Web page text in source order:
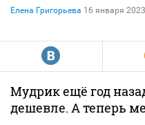
Елена Григорьева 16 января
R
Мудрик ещё год
дешевле. А теперь